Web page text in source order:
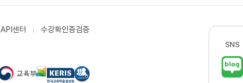
API센터 수강확인증검증
SNS